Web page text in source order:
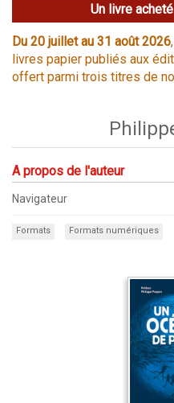
Un livre
Du 20 juillet au 31 août 2026
livres papier publiés aux
offert parmi trois titres de
A propos de l'auteur
Navigateur
Formats Formats numériques